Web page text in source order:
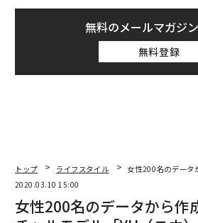
無料のメールマガジ
無料登録
トップ ライフスタイル
女性200名のデータ
2020.03.10 15:00
女性200名のデータから作